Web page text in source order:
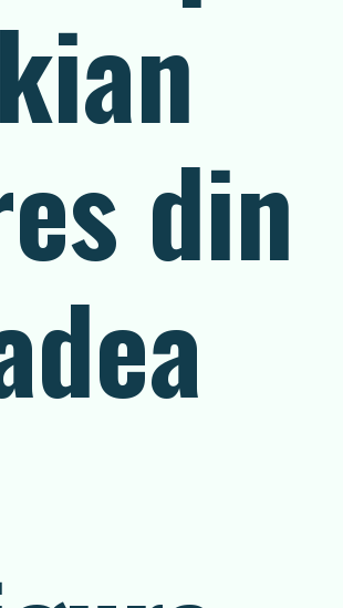
din